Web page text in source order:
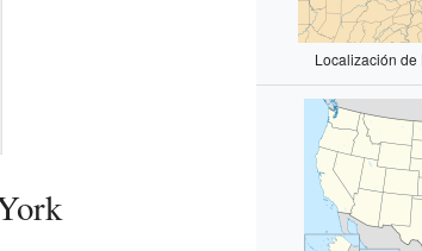
Localización de